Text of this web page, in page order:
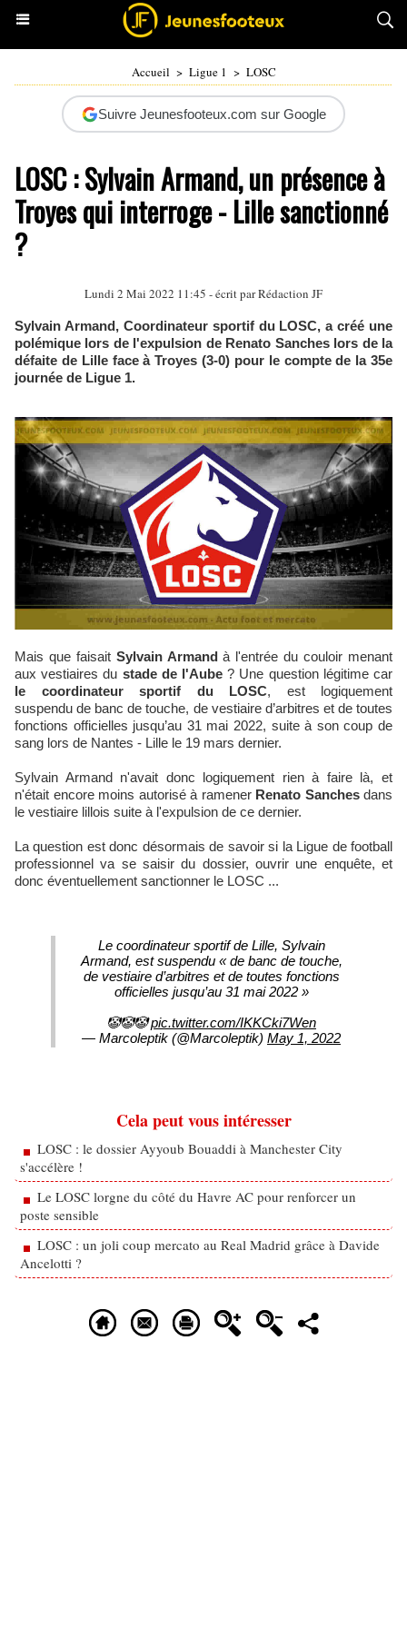
Accueil > Ligue 1 > LOSC
Suivre Jeunesfooteux.com sur Google
LOSC : Sylvain Armand, un présence à
Troyes qui interroge - Lille sanctionné
?
Lundi 2 Mai 2022 11:45 - écrit par Rédaction JF
Sylvain Armand, Coordinateur sportif du LOSC, a créé une
polémique lors de l'expulsion de Renato Sanches lors de la
défaite de Lille face à Troyes (3-0) pour le compte de la 35e
journée de Ligue 1.
Mais que faisait Sylvain Armandà l'entrée du couloir menant
aux vestiaires du stade de l'Aube ? Une question légitime car
le coordinateur sportif du LOSC, est logiquement
suspendu de banc de touche, de vestiaire d’arbitres et de toutes
fonctions officielles jusqu’au 31 mai 2022, suite à son coup de
sang lors de Nantes - Lille le 19 mars dernier.
Sylvain Armand n'avait donc logiquement rien à faire là, et
n'était encore moins autorisé à ramener Renato Sanchesdans
le vestiaire lillois suite à l'expulsion de ce dernier.
La question est donc désormais de savoir si la Ligue de football
professionnel va se saisir du dossier, ouvrir une enquête, et
donc éventuellement sanctionner le LOSC ...
Le coordinateur sportif de Lille, Sylvain
Armand, est suspendu « de banc de touche,
de vestiaire d’arbitres et de toutes fonctions
officielles jusqu’au 31 mai 2022 »
🤡🤡🤡pic.twitter.com/IKKCki7Wen
— Marcoleptik (@Marcoleptik) May 1, 2022
Cela peut vous intéresser
LOSC : le dossier Ayyoub Bouaddi à Manchester City
s'accélère !
Le LOSC lorgne du côté du Havre AC pour renforcer un
poste sensible
LOSC : un joli coup mercato au Real Madrid grâce à Davide
Ancelotti ?